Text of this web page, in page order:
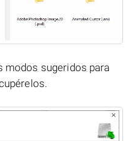
modos sugeridos para